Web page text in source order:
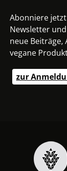
Abonniere
Newsletter
neue Beiträge,
vegane
zur